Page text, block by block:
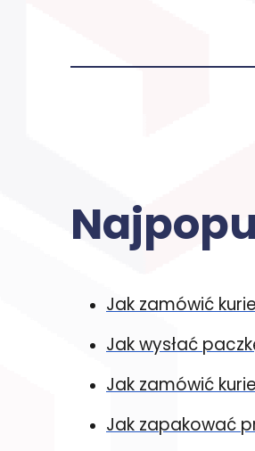
Jak zamówić
Jak wysłać
Jak zamówić
Jak zapakować